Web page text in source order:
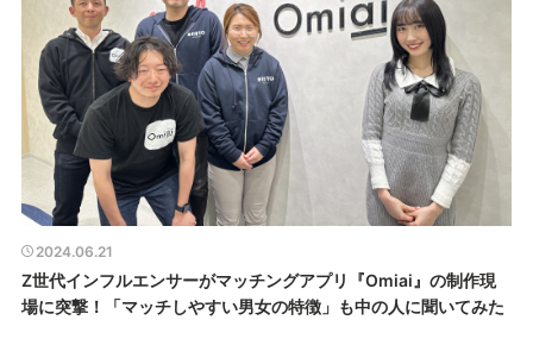
2024.06.21
Z世代インフルエンサーがマッチングアプリ『Omiai』の制作現
場に突撃！「マッチしやすい男女の特徴」も中の人に聞いてみた